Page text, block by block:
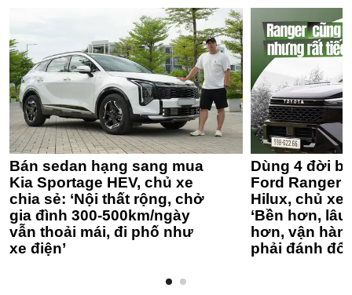
Bán sedan hạng sang mua
Kia Sportage HEV, chủ xe
chia sẻ: ‘Nội thất rộng, chở
gia đình 300-500km/ngày
vẫn thoải mái, đi phố như
xe điện’
Dùng 4 đời
Ford Ranger
Hilux, chủ xe
‘Bền hơn,
hơn, vận
phải đánh